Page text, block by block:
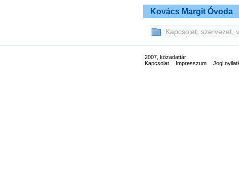
Kovács Margit Óvoda
Kapcsolat, szervezet,
2007, közadattár
Kapcsolat
Impresszum Jogi